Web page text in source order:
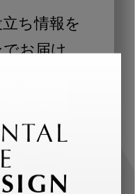
ち情報を
お届け
歯科医師、歯
に合わせた内
届けします。